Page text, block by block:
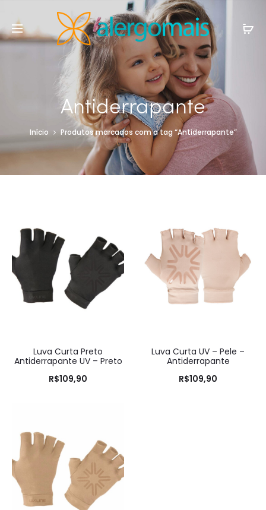
Antiderrapante
Início Produtos marcados com a tag “Antiderrapante”
Luva Curta Preto
Antiderrapante UV – Preto
R$109,90
Luva Curta UV – Pele –
Antiderrapante
R$109,90